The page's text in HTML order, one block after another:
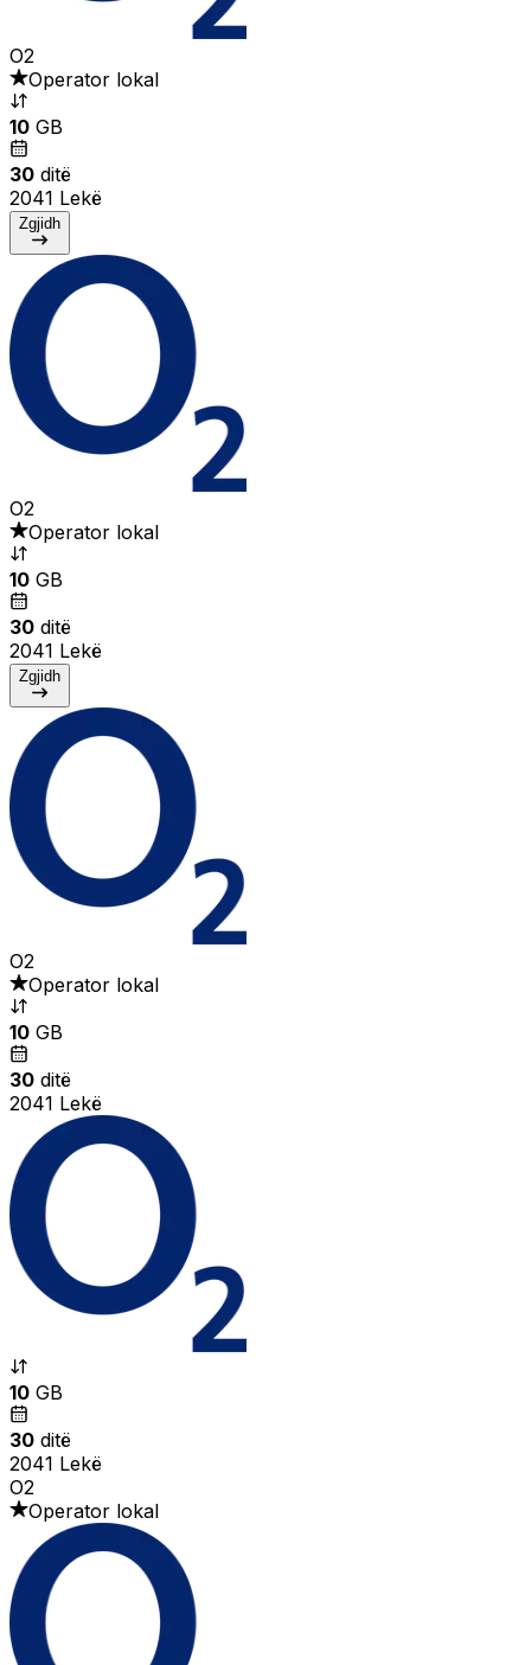
O2
Operator lokal
10 GB
30 ditë
2041 Lekë
Zgjidh
O2
Operator lokal
10 GB
30 ditë
2041 Lekë
Zgjidh
O2
Operator lokal
10 GB
30 ditë
2041 Lekë
10 GB
30 ditë
2041 Lekë
O2
Operator lokal